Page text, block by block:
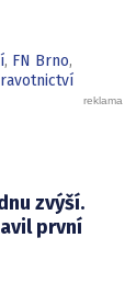
, FN Brno,
zvýší.
první